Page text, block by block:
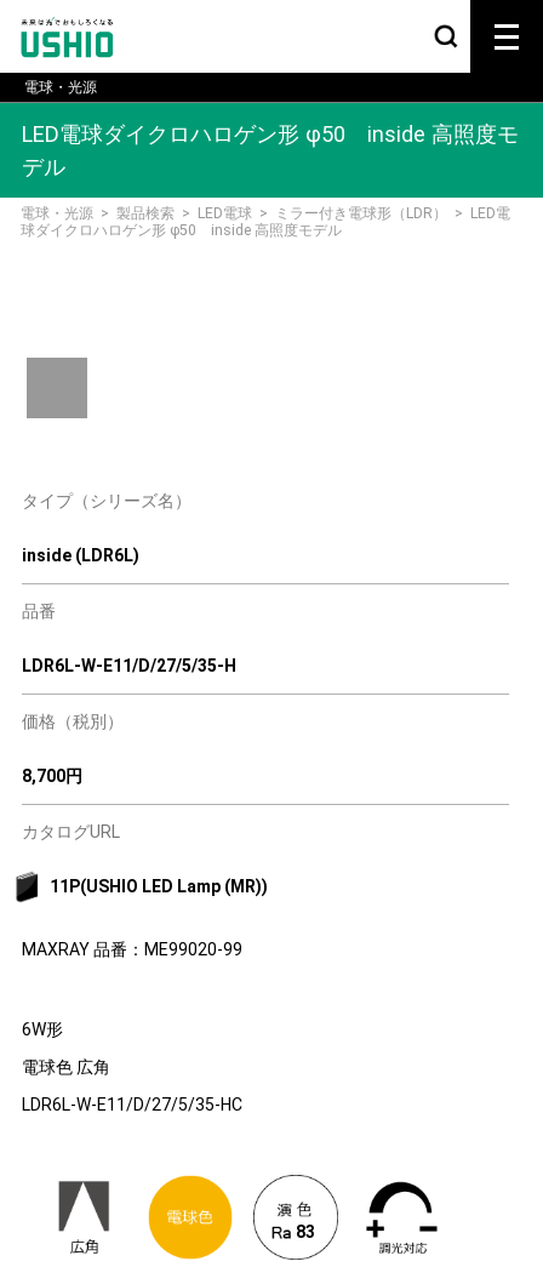
電球・光源
LED電球ダイクロハロゲン形 φ50 inside 高照度モ
デル
電球・光源 > 製品検索 > LED電球 > ミラー付き電球形（LDR） >
LED電
球ダイクロハロゲン形 φ50 inside 高照度モデル
タイプ（シリーズ名）
inside (LDR6L)
品番
LDR6L-W-E11/D/27/5/35-H
価格（税別）
8,700円
カタログURL
11P(USHIO LED Lamp (MR))
MAXRAY 品番：ME99020-99
6W形
電球色 広角
LDR6L-W-E11/D/27/5/35-HC
83